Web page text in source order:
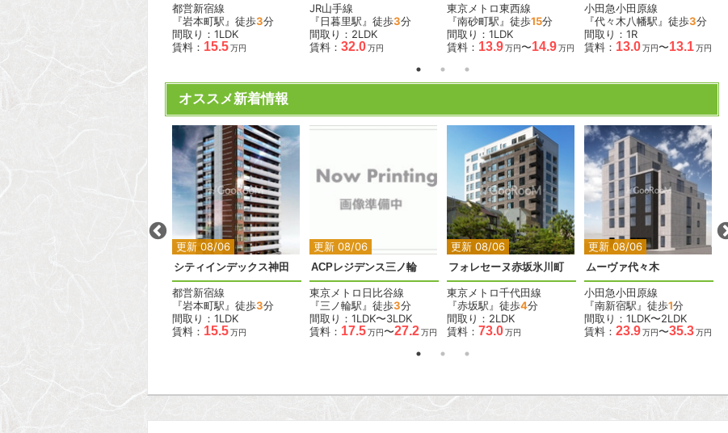
都営新宿線
『岩本町駅』徒歩3分
間取り：1LDK
賃料： 15.5万円
JR山手線
『日暮里駅』徒歩3分
間取り：2LDK
賃料： 32.0万円
東京メトロ東西線
『南砂町駅』徒歩15分
間取り：1LDK
賃料： 13.9万円〜14.9万円
小田急小田原線
『代々木八幡駅』徒歩3分
間取り：1R
賃料： 13.0万円〜13.1万円
オススメ新着情報
更新 08/06
2
シティインデックス神田
都営新宿線
『岩本町駅』徒歩3分
間取り：1LDK
賃料： 15.5万円
更新 08/06
2
ACPレジデンス三ノ輪
東京メトロ日比谷線
『三ノ輪駅』徒歩3分
間取り：1LDK〜3LDK
賃料： 17.5万円〜27.2万円
更新 08/06
2
フォレセーヌ赤坂氷川町
東京メトロ千代田線
『赤坂駅』徒歩4分
間取り：2LDK
賃料： 73.0万円
更新 08/06
2
ムーヴァ代々木
小田急小田原線
『南新宿駅』徒歩1分
間取り：1LDK〜2LDK
賃料： 23.9万円〜35.3万円